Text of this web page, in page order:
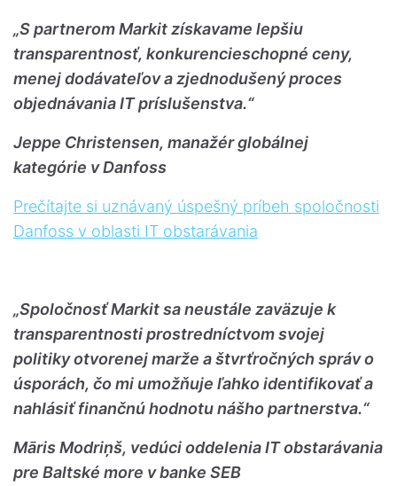
„S partnerom Markit získavame lepšiu
transparentnosť, konkurencieschopné ceny,
menej dodávateľov a zjednodušený proces
objednávania IT príslušenstva.“
Jeppe Christensen, manažér globálnej
kategórie v Danfoss
Prečítajte si uznávaný úspešný príbeh spoločnosti
Danfoss v oblasti IT obstarávania
„Spoločnosť Markit sa neustále zaväzuje k
transparentnosti prostredníctvom svojej
politiky otvorenej marže a štvrťročných správ o
úsporách, čo mi umožňuje ľahko identifikovať a
nahlásiť finančnú hodnotu nášho partnerstva.“
Māris Modriņš, vedúci oddelenia IT obstarávania
pre Baltské more v banke SEB